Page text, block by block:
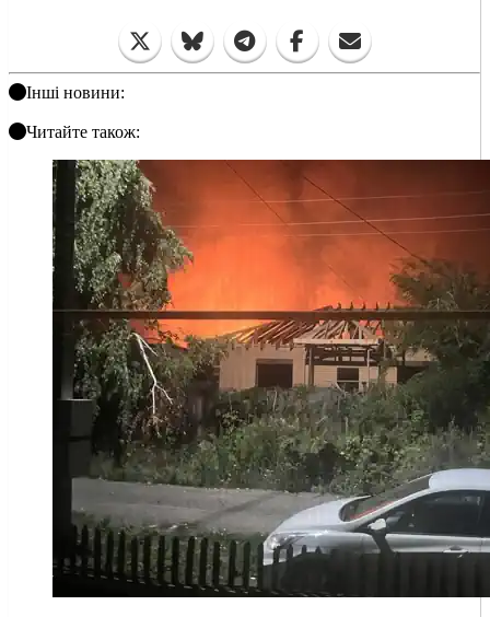
Інші новини:
Читайте також: